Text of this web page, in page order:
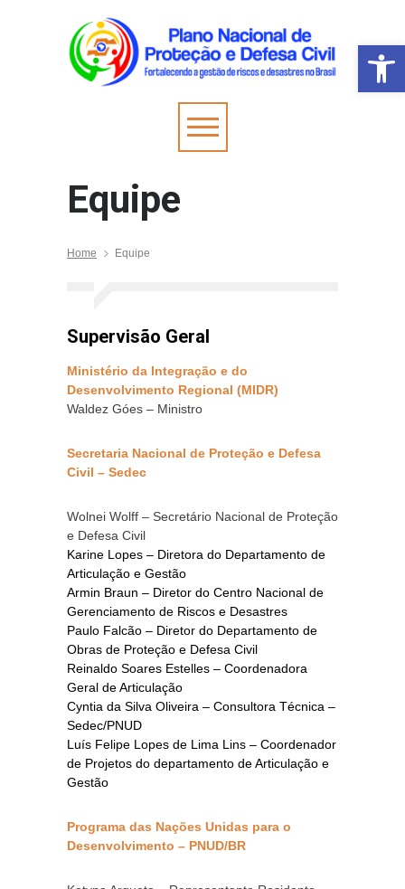
Barra de
Equipe
Home Equipe
Supervisão Geral
Ministério da Integração e do
Desenvolvimento Regional (MIDR)
Waldez Góes – Ministro
Secretaria Nacional de Proteção e Defesa
Civil – Sedec
Wolnei Wolff – Secretário Nacional de Proteção
e Defesa Civil
Karine Lopes – Diretora do Departamento de
Articulação e Gestão
Armin Braun – Diretor do Centro Nacional de
Gerenciamento de Riscos e Desastres
Paulo Falcão – Diretor do Departamento de
Obras de Proteção e Defesa Civil
Reinaldo Soares Estelles – Coordenadora
Geral de Articulação
Cyntia da Silva Oliveira – Consultora Técnica –
Sedec/PNUD
Luís Felipe Lopes de Lima Lins – Coordenador
de Projetos do departamento de Articulação e
Gestão
Programa das Nações Unidas para o
Desenvolvimento – PNUD/BR